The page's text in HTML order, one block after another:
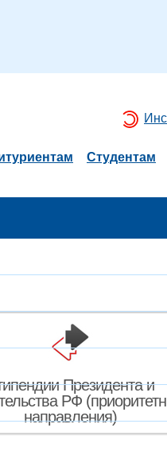
Студентам
Президента и
РФ
направления)